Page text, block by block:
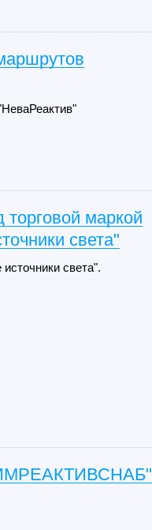
маркой
света"
света".